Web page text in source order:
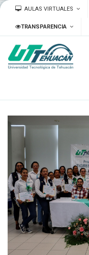
AULAS VIRTUALES
TRANSPARENCIA